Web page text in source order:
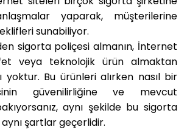
yaparak, müşterilerine
sunabiliyor.
sigorta poliçesi almanın, İnternet
veya teknolojik ürün almaktan
yoktur. Bu ürünleri alırken nasıl bir
güvenilirliğine ve mevcut
aynı şekilde bu sigorta
şartlar geçerlidir.